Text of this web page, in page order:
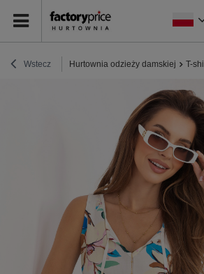
Wstecz Hurtownia odzieży damskiej T-